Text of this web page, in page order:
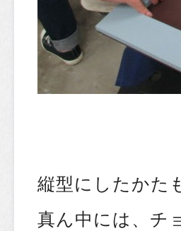
縦型にしたかた
真ん中には、チ